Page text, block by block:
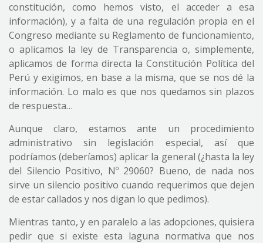
constitución, como hemos visto, el acceder a esa
información), y a falta de una regulación propia en el
Congreso mediante su Reglamento de funcionamiento,
o aplicamos la ley de Transparencia o, simplemente,
aplicamos de forma directa la Constitución Política del
Perú y exigimos, en base a la misma, que se nos dé la
información. Lo malo es que nos quedamos sin plazos
de respuesta…
Aunque claro, estamos ante un procedimiento
administrativo sin legislación especial, así que
podríamos (deberíamos) aplicar la general (¿hasta la ley
del Silencio Positivo, Nº 29060? Bueno, de nada nos
sirve un silencio positivo cuando requerimos que dejen
de estar callados y nos digan lo que pedimos).
Mientras tanto, y en paralelo a las adopciones, quisiera
pedir que si existe esta laguna normativa que nos